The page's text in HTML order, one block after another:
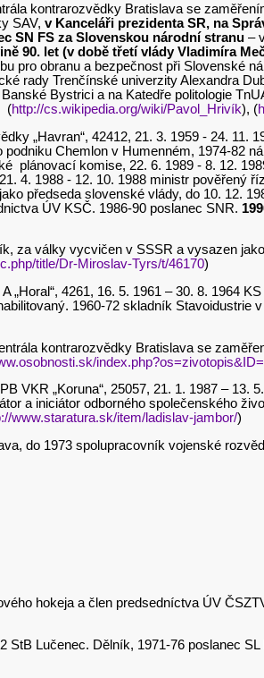
kontrarozvědky Bratislava se
SAV, v Kanceláři prezidenta SR, na
SN FS za Slovenskou národní stranu –
90. let (v době třetí vlády Vladimíra
pro obranu a bezpečnost při Slovenské
rady Trenčínské univerzity Alexandra
Bystrici a na Katedře politologie
(http://cs.wikipedia.org/wiki/Pavol_Hrivík), (
„Havran“, 42412, 21. 3. 1959 - 24.
Chemlon v Humenném, 1974-82
plánovací komise, 22. 6. 1989 - 8. 12.
4. 1988 - 12. 10. 1988 ministr
předseda slovenské vlády, do 10. 12.
ÚV KSČ. 1986-90 poslanec SNR.
za války vycvičen v SSSR a vysazen
title/Dr-Miroslav-Tyrs/t/46170)
„Horal“, 4261, 16. 5. 1961 – 30. 8. 1964
1960-72 skladník
kontrarozvědky Bratislava se
VKR „Koruna“, 25057, 21. 1. 1987 –
a iniciátor odborného společenského
www.staratura.sk/item/ladislav-jambor/)
do 1973 spolupracovník vojenské
hokeja a člen predsedníctva ÚV
StB Lučenec. Dělník, 1971-76 poslanec